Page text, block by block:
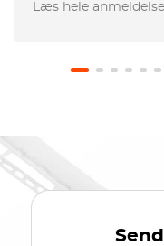
dijeron que me
el cargo. El coche
Læs hele